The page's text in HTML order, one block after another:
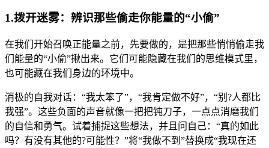
1.拨开迷雾：辨识那些偷走你能量的“小偷”
在我们开始召唤正能量之前，先要做的，是把那些悄悄偷走我
们能量的“小偷”揪出来。它们可能隐藏在我们的思维模式里，
也可能藏在我们身边的环境中。
消极的自我对话：“我太笨了”，“我肯定做不好”，“别?人都比
我强”。这些负面的声音就像一把把钝刀子，一点点消磨我们
的自信和勇气。试着捕捉这些想法，并且问自己：“真的如此
吗？有没有其他的?可能性？”将“我做不到”替换成“我现在还